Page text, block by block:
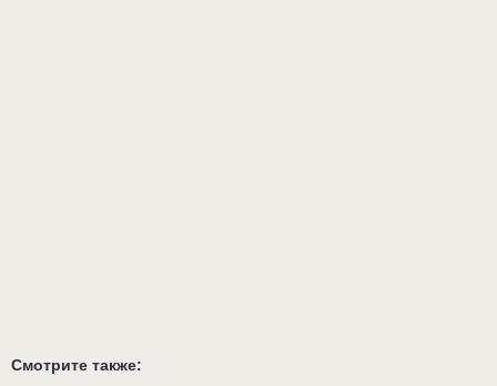
Смотрите также: